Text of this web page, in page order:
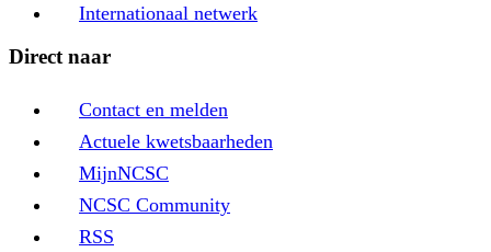
Internationaal netwerk
Direct naar
Contact en melden
Actuele kwetsbaarheden
MijnNCSC
NCSC Community
RSS